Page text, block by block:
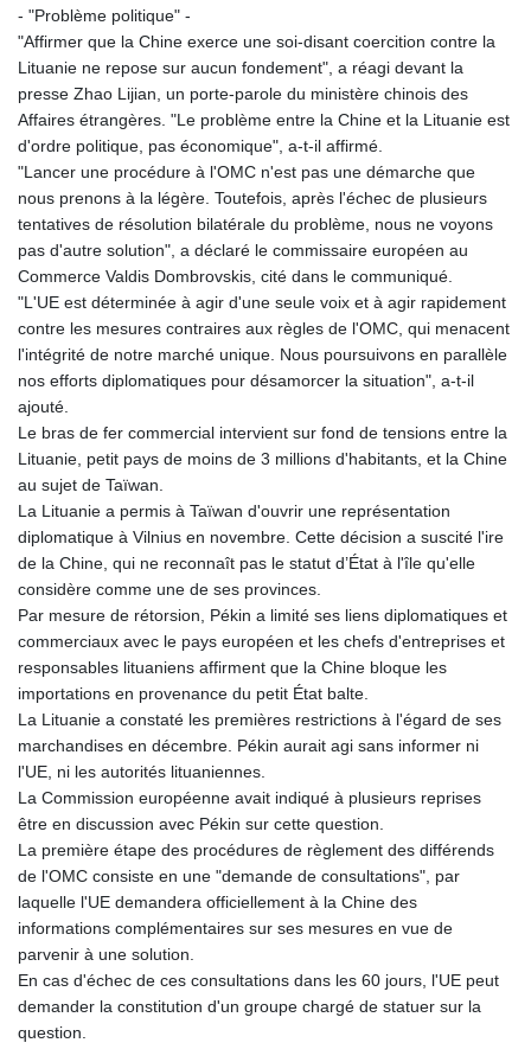
KMF 492.514185
KRW 1627.712241
KWD 0.356853
KYD 0.960588
KZT 540.233287
LAK 26025.676609
LBP
103223.017367
LKR 386.635196
LRD 208.057415
LSL 18.726567
LTL 3.413768
LVL 0.699335
LYD 7.331909
MDL 20.044751
MGA 4918.938878
MMK 2427.596601
MNT 4159.0218
MOP 9.314584
MRU 46.338424
MUR 54.419742
MVR 17.862733
MWK 1998.775164
MXN 19.811945
MYR 4.728715
MZN 73.882892
NAD 18.726567
NGN 1577.963717
NIO 42.419473
NOK 10.99759
NPR 175.501819
NZD 1.966719
OMR 0.442445
PEN 3.903651
PGK 5.093937
- "Problème politique" -
"Affirmer que la Chine exerce une soi-disant coercition contre la
Lituanie ne repose sur aucun fondement", a réagi devant la
presse Zhao Lijian, un porte-parole du ministère chinois des
Affaires étrangères. "Le problème entre la Chine et la Lituanie est
d'ordre politique, pas économique", a-t-il affirmé.
"Lancer une procédure à l'OMC n'est pas une démarche que
nous prenons à la légère. Toutefois, après l'échec de plusieurs
tentatives de résolution bilatérale du problème, nous ne voyons
pas d'autre solution", a déclaré le commissaire européen au
Commerce Valdis Dombrovskis, cité dans le communiqué.
"L'UE est déterminée à agir d'une seule voix et à agir rapidement
contre les mesures contraires aux règles de l'OMC, qui menacent
l'intégrité de notre marché unique. Nous poursuivons en parallèle
nos efforts diplomatiques pour désamorcer la situation", a-t-il
ajouté.
Le bras de fer commercial intervient sur fond de tensions entre la
Lituanie, petit pays de moins de 3 millions d'habitants, et la Chine
au sujet de Taïwan.
La Lituanie a permis à Taïwan d'ouvrir une représentation
diplomatique à Vilnius en novembre. Cette décision a suscité l'ire
de la Chine, qui ne reconnaît pas le statut d’État à l'île qu'elle
considère comme une de ses provinces.
Par mesure de rétorsion, Pékin a limité ses liens diplomatiques et
commerciaux avec le pays européen et les chefs d'entreprises et
responsables lituaniens affirment que la Chine bloque les
importations en provenance du petit État balte.
La Lituanie a constaté les premières restrictions à l'égard de ses
marchandises en décembre. Pékin aurait agi sans informer ni
l'UE, ni les autorités lituaniennes.
La Commission européenne avait indiqué à plusieurs reprises
être en discussion avec Pékin sur cette question.
La première étape des procédures de règlement des différends
de l'OMC consiste en une "demande de consultations", par
laquelle l'UE demandera officiellement à la Chine des
informations complémentaires sur ses mesures en vue de
parvenir à une solution.
En cas d'échec de ces consultations dans les 60 jours, l'UE peut
demander la constitution d'un groupe chargé de statuer sur la
question.